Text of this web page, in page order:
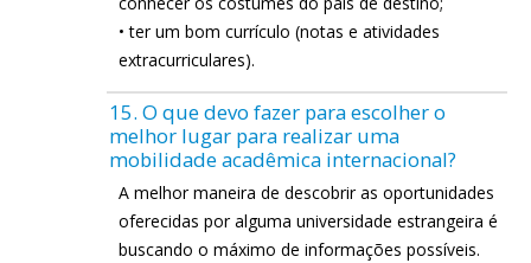
• ter um bom currículo (notas e atividades
extracurriculares).
15. O que devo fazer para escolher o
melhor lugar para realizar uma
mobilidade acadêmica internacional?
A melhor maneira de descobrir as oportunidades
oferecidas por alguma universidade estrangeira é
buscando o máximo de informações possíveis.